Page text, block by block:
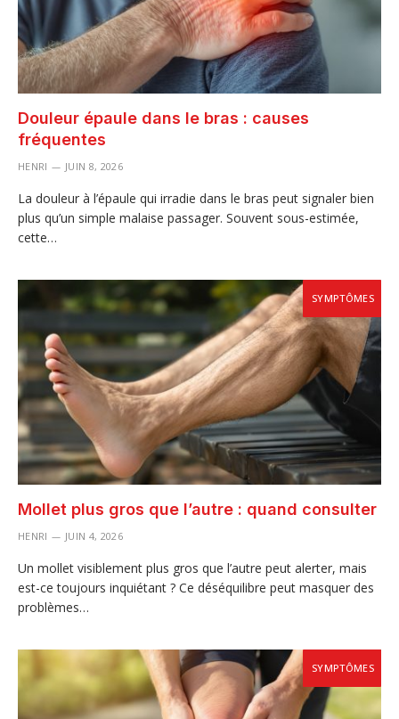
Douleur épaule dans le bras : causes
fréquentes
HENRI JUIN 8, 2026
La douleur à l’épaule qui irradie dans le bras peut signaler bien
plus qu’un simple malaise passager. Souvent sous-estimée,
cette…
SYMPTÔMES
Mollet plus gros que l’autre : quand consulter
HENRI JUIN 4, 2026
Un mollet visiblement plus gros que l’autre peut alerter, mais
est-ce toujours inquiétant ? Ce déséquilibre peut masquer des
problèmes…
SYMPTÔMES